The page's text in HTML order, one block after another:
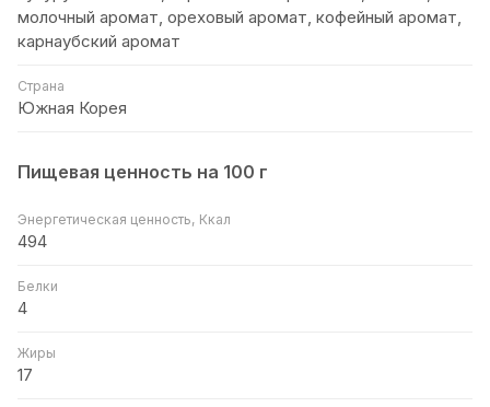
молочный аромат, ореховый аромат, кофейный аромат,
карнаубский аромат
Страна
Южная Корея
Пищевая ценность на 100 г
Энергетическая ценность, Ккал
494
Белки
4
Жиры
17